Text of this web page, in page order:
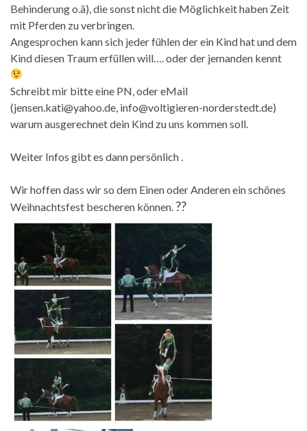
Behinderung o.ä), die sonst nicht die Möglichkeit haben Zeit
mit Pferden zu verbringen.
Angesprochen kann sich jeder fühlen der ein Kind hat und dem
Kind diesen Traum erfüllen will…. oder der jemanden kennt
Schreibt mir bitte eine PN, oder eMail
(jensen.kati@yahoo.de, info@voltigieren-norderstedt.de)
warum ausgerechnet dein Kind zu uns kommen soll.
Weiter Infos gibt es dann persönlich .
Wir hoffen dass wir so dem Einen oder Anderen ein schönes
Weihnachtsfest bescheren können. ??